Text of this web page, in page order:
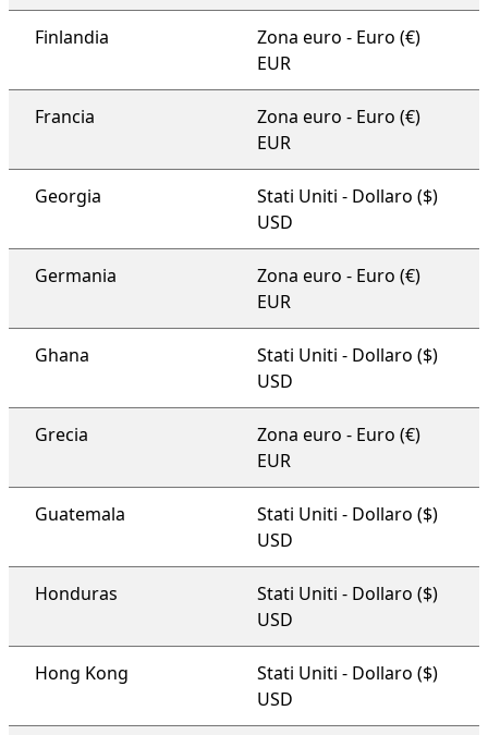
Finlandia
Zona euro - Euro (€)
EUR
Francia
Zona euro - Euro (€)
EUR
Georgia
Stati Uniti - Dollaro ($)
USD
Germania
Zona euro - Euro (€)
EUR
Ghana
Stati Uniti - Dollaro ($)
USD
Grecia
Zona euro - Euro (€)
EUR
Guatemala
Stati Uniti - Dollaro ($)
USD
Honduras
Stati Uniti - Dollaro ($)
USD
Hong Kong
Stati Uniti - Dollaro ($)
USD